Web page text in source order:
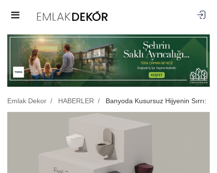
Emlak Dekor HABERLER Banyoda Kusursuz Hijyenin Sırrı: